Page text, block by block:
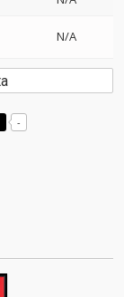
N/A
-